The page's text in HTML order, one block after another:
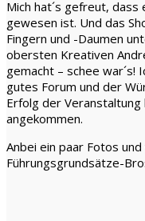
Mich hat´s gefreut,
gewesen ist. Und das
Fingern und -Daumen
obersten Kreativen
gemacht – schee war´s!
gutes Forum und der
Erfolg der
angekommen.
Anbei ein paar Fotos
Führungsgrundsätze-